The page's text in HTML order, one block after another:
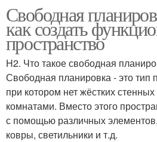
Свободная
как создать
пространство
H2. Что такое свободная
Свободная планировка - это тип
при котором нет жёстких
комнатами. Вместо этого
с помощью различных
ковры, светильники и т.д.